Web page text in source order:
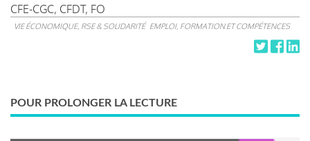
CFE-CGC CFDT FO
VIE ÉCONOMIQUE, RSE & SOLIDARITÉ EMPLOI, FORMATION ET COMPÉTENCES
POUR PROLONGER LA LECTURE